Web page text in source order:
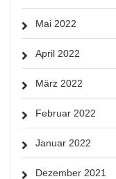
Mai 2022
April 2022
März 2022
Februar 2022
Januar 2022
Dezember 2021